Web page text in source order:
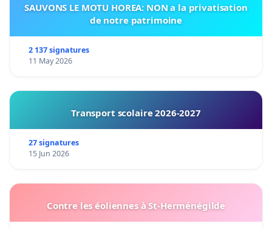
SAUVONS LE MOTU HOREA: NON a la privatisation
de notre patrimoine
2 137 signatures
11 May 2026
Transport scolaire 2026-2027
27 signatures
15 Jun 2026
Contre les éoliennes à St-Herménégilde